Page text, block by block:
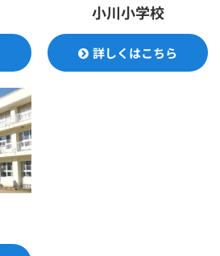
小川小学校
詳しくはこちら